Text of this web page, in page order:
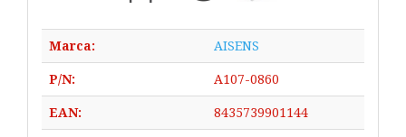
Marca: AISENS
P/N: A107-0860
EAN: 8435739901144